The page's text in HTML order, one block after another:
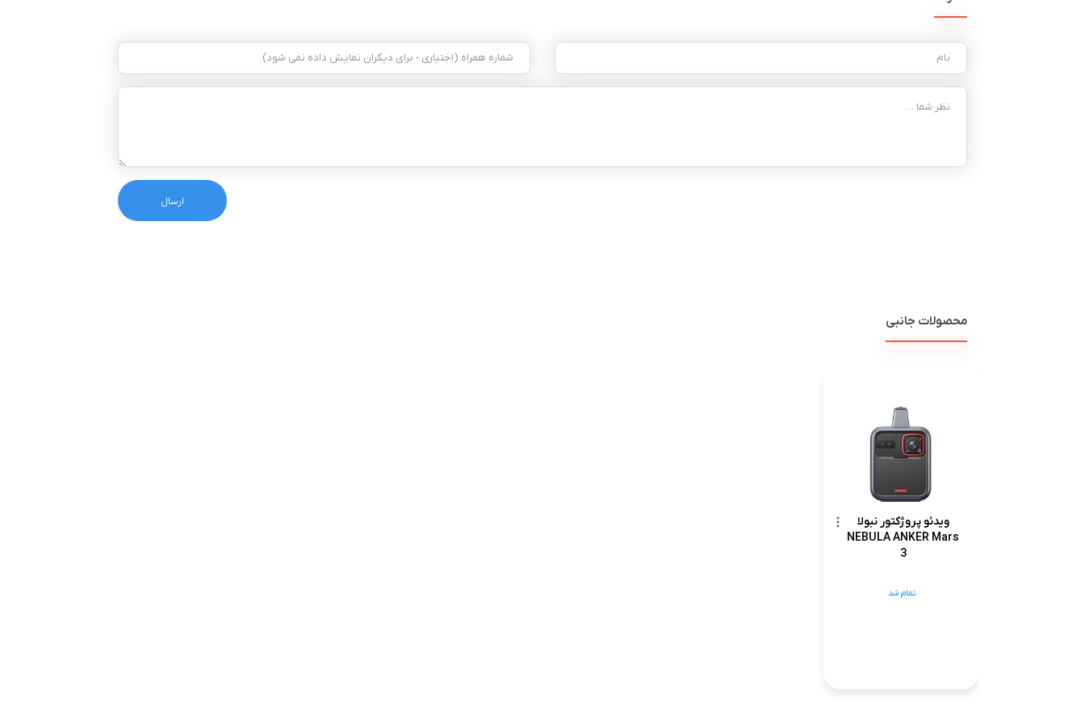
محصولات جانبی
ویدئو پروژکتور نبولا
NEBULA ANKER Mars
3
تمام شد